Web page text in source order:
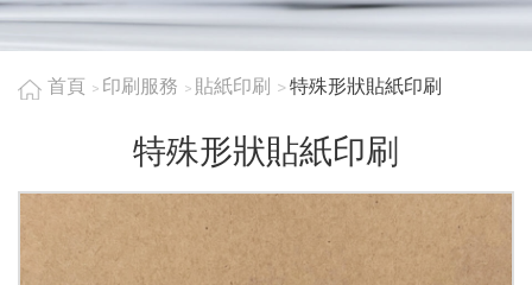
首頁 印刷服務 貼紙印刷 特殊形狀貼紙印刷
特殊形狀貼紙印刷